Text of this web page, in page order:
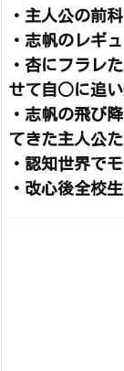
・主人公の前
・志帆のレギ
・杏にフラレ
せて自○に追
・志帆の飛び
てきた主人公
・認知世界で
・改心後全校